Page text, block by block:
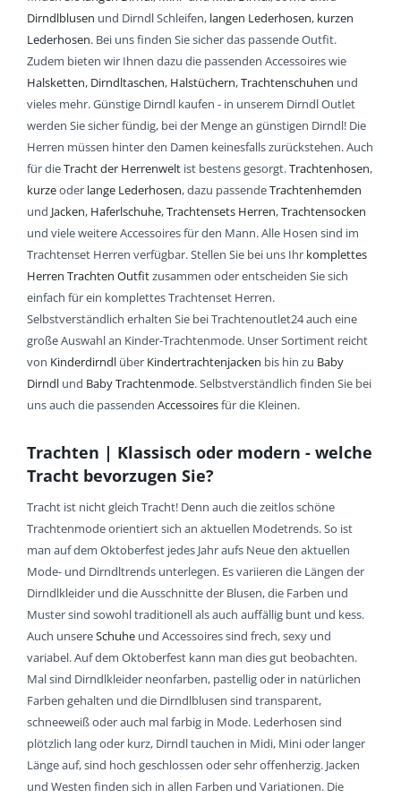
Dirndlblusen und Dirndl Schleifen, langen Lederhosen, kurzen
Lederhosen. Bei uns finden Sie sicher das passende Outfit.
Zudem bieten wir Ihnen dazu die passenden Accessoires wie
Halsketten, Dirndltaschen, Halstüchern,Trachtenschuhen und
vieles mehr. Günstige Dirndl kaufen - in unserem Dirndl Outlet
werden Sie sicher fündig, bei der Menge an günstigen Dirndl! Die
Herren müssen hinter den Damen keinesfalls zurückstehen. Auch
für dieTracht der Herrenwelt ist bestens gesorgt.Trachtenhosen,
kurzeoder lange Lederhosen, dazu passendeTrachtenhemden
und Jacken, Haferlschuhe,Trachtensets Herren,Trachtensocken
und viele weitere Accessoires für den Mann. Alle Hosen sind im
Trachtenset Herren verfügbar. Stellen Sie bei uns Ihr komplettes
Herren Trachten Outfitzusammen oder entscheiden Sie sich
einfach für ein komplettes Trachtenset Herren.
Selbstverständlich erhalten Sie bei Trachtenoutlet24 auch eine
große Auswahl an Kinder-Trachtenmode. Unser Sortiment reicht
von Kinderdirndl über Kindertrachtenjacken bis hin zu Baby
Dirndl und Baby Trachtenmode. Selbstverständlich finden Sie bei
uns auch die passenden Accessoiresfür die Kleinen.
Trachten | Klassisch oder modern - welche
Tracht bevorzugen Sie?
Tracht ist nicht gleich Tracht! Denn auch die zeitlos schöne
Trachtenmode orientiert sich an aktuellen Modetrends. So ist
man auf dem Oktoberfest jedes Jahr aufs Neue den aktuellen
Mode- und Dirndltrends unterlegen. Es variieren die Längen der
Dirndlkleider und die Ausschnitte der Blusen, die Farben und
Muster sind sowohl traditionell als auch auffällig bunt und kess.
Auch unsereSchuhe und Accessoires sind frech, sexy und
variabel. Auf dem Oktoberfest kann man dies gut beobachten.
Mal sind Dirndlkleider neonfarben, pastellig oder in natürlichen
Farben gehalten und die Dirndlblusen sind transparent,
schneeweiß oder auch mal farbig in Mode. Lederhosen sind
plötzlich lang oder kurz, Dirndl tauchen in Midi, Mini oder langer
Länge auf, sind hoch geschlossen oder sehr offenherzig. Jacken
und Westen finden sich in allen Farben und Variationen. Die